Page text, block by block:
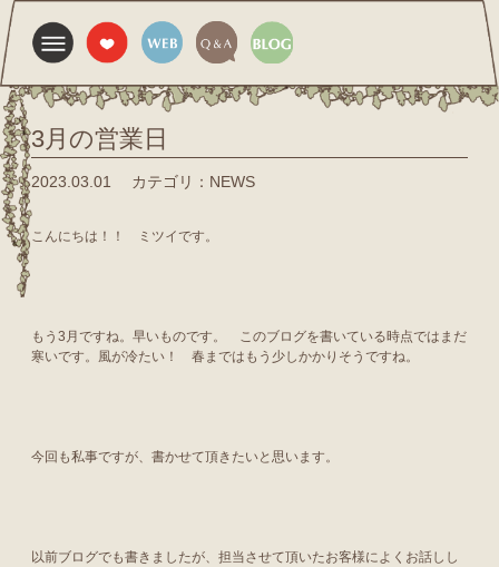
3月の営業日
2023.03.01 カテゴリ：NEWS
こんにちは！！ ミツイです。
もう3月ですね。早いものです。 このブログを書いている時点ではまだ
寒いです。風が冷たい！ 春まではもう少しかかりそうですね。
今回も私事ですが、書かせて頂きたいと思います。
以前ブログでも書きましたが、担当させて頂いたお客様によくお話しし